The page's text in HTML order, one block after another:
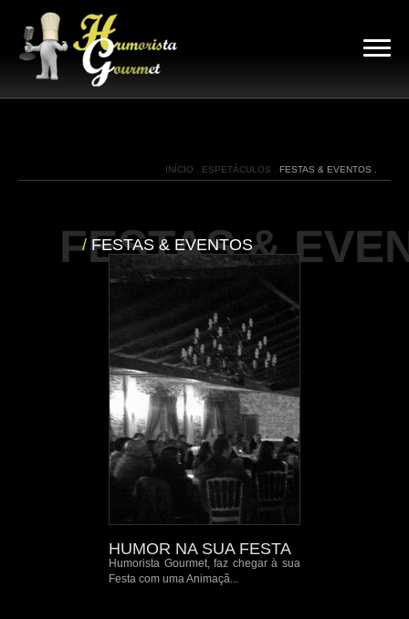
INÍCIO . ESPETÁCULOS . FESTAS & EVENTOS .
FESTAS &
/ FESTAS & EVENTOS
HUMOR NA SUA FESTA
Humorista Gourmet, faz chegar à sua
Festa com uma Animaçã...